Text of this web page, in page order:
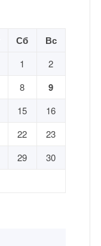
Сб Вс
1
2
8 9
15
16
22
23
29
30